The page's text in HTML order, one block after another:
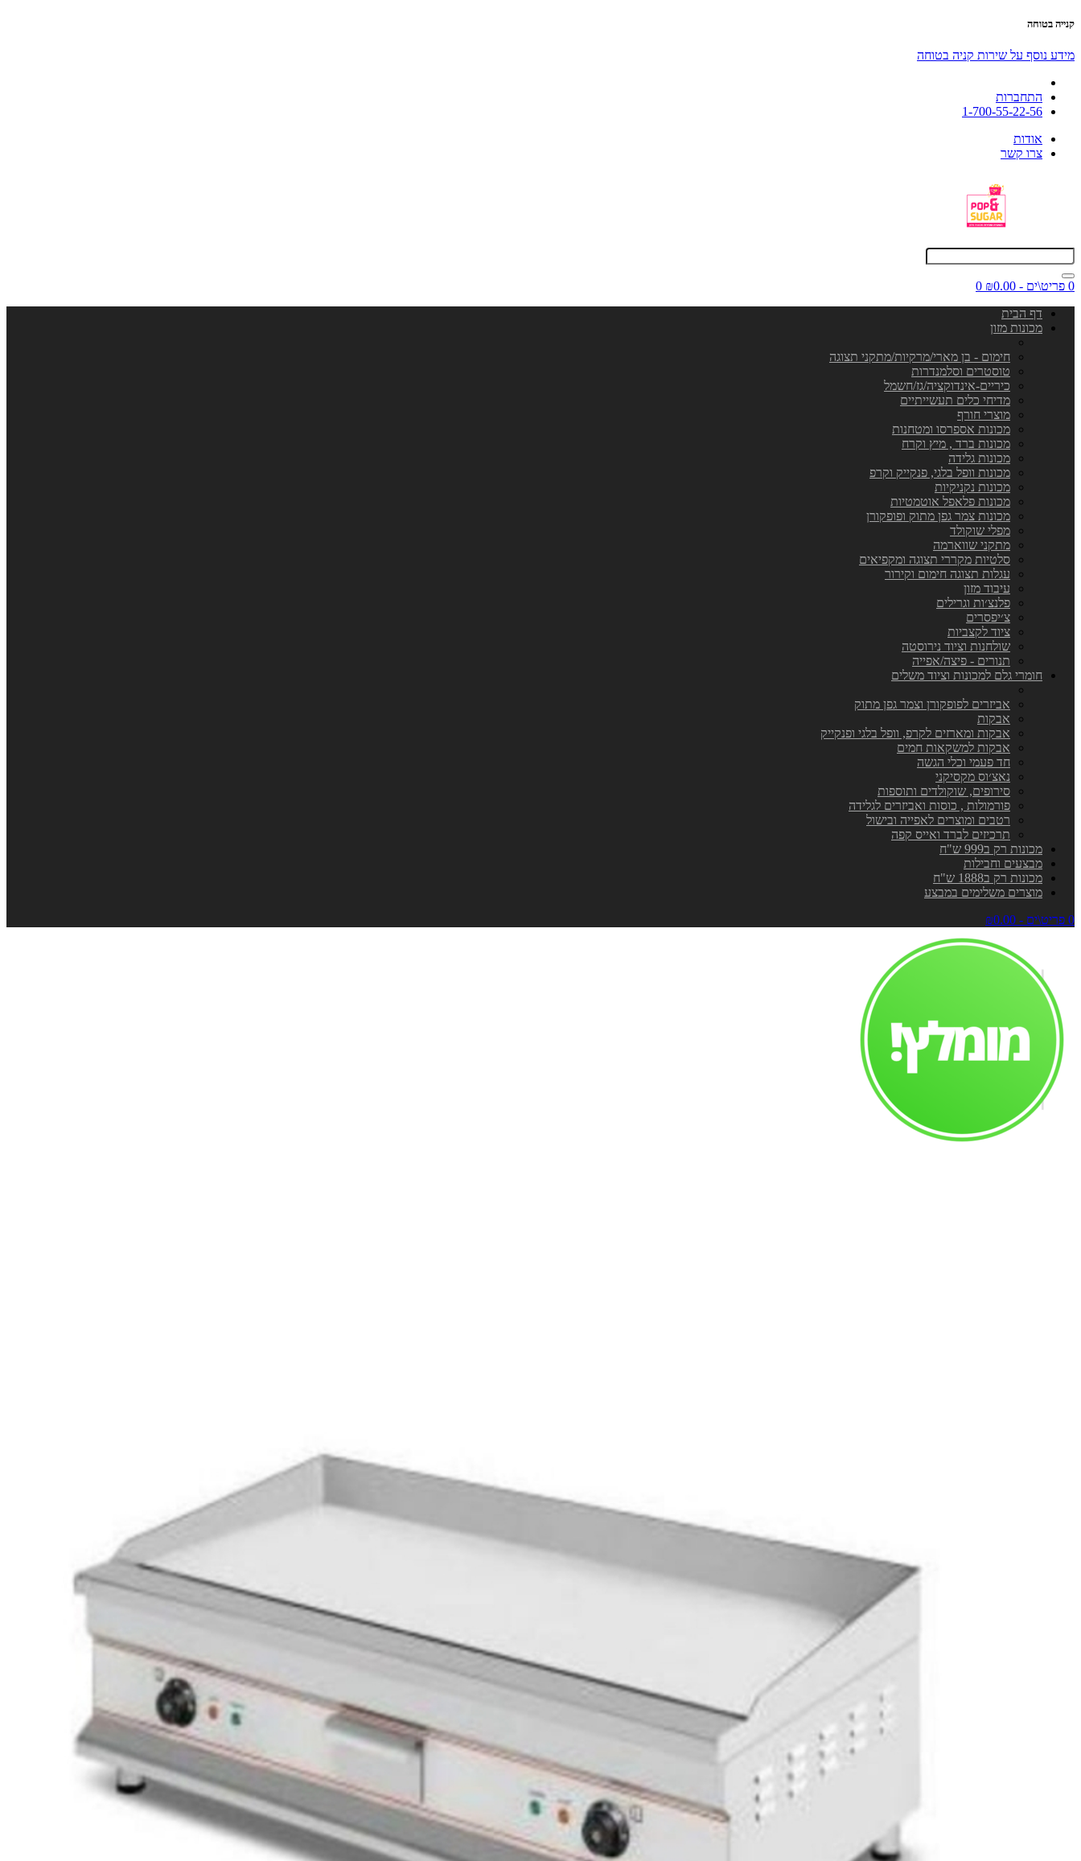
קנייה בטוחה
מידע נוסף על שירות קניה בטוחה
התחברות
1-700-55-22-56
אודות
צרו קשר
0 פריט\ים - ₪0.00
0
דף הבית
מכונות מזון
חימום - בן מארי/מרקיות/מתקני תצוגה
טוסטרים וסלמנדרות
כיריים-אינדוקציה/גז/חשמל
מדיחי כלים תעשייתיים
מוצרי חורף
מכונות אספרסו ומטחנות
מכונות ברד , מיץ וקרח
מכונות גלידה
מכונות וופל בלגי, פנקייק וקרפ
מכונות נקניקיות
מכונות פלאפל אוטמטיות
מכונות צמר גפן מתוק ופופקורן
מפלי שוקולד
מתקני שווארמה
סלטיות מקררי תצוגה ומקפיאים
עגלות תצוגה חימום וקירור
עיבוד מזון
פלנצ׳ות וגרילים
צ׳יפסרים
ציוד לקצביות
שולחנות וציוד נירוסטה
תנורים - פיצה/אפייה
חומרי גלם למכונות וציוד משלים
אביזרים לפופקורן וצמר גפן מתוק
אבקות
אבקות ומארזים לקרפ, וופל בלגי ופנקייק
אבקות למשקאות חמים
חד פעמי וכלי הגשה
נאצ׳וס מקסיקני
סירופים, שוקולדים ותוספות
פורמולות , כוסות ואביזרים לגלידה
רטבים ומוצרים לאפייה ובישול
תרכיזים לברד ואייס קפה
מכונות רק ב999 ש"ח
מבצעים וחבילות
מכונות רק ב1888 ש"ח
מוצרים משלימים במבצע
0 פריט\ים - ₪0.00